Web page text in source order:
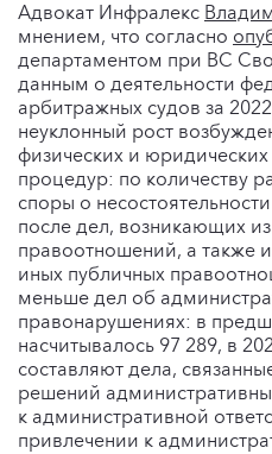
Адвокат Инфралекс
мнением, что согласно
департаментом при ВС
данным о деятельности
арбитражных судов за
неуклонный рост
физических и
процедур: по количеству
споры о
после дел, возникающих
правоотношений, а также
иных публичных
меньше дел об
правонарушениях: в
насчитывалось 97 289, в
составляют дела,
решений
к административной
привлечении к